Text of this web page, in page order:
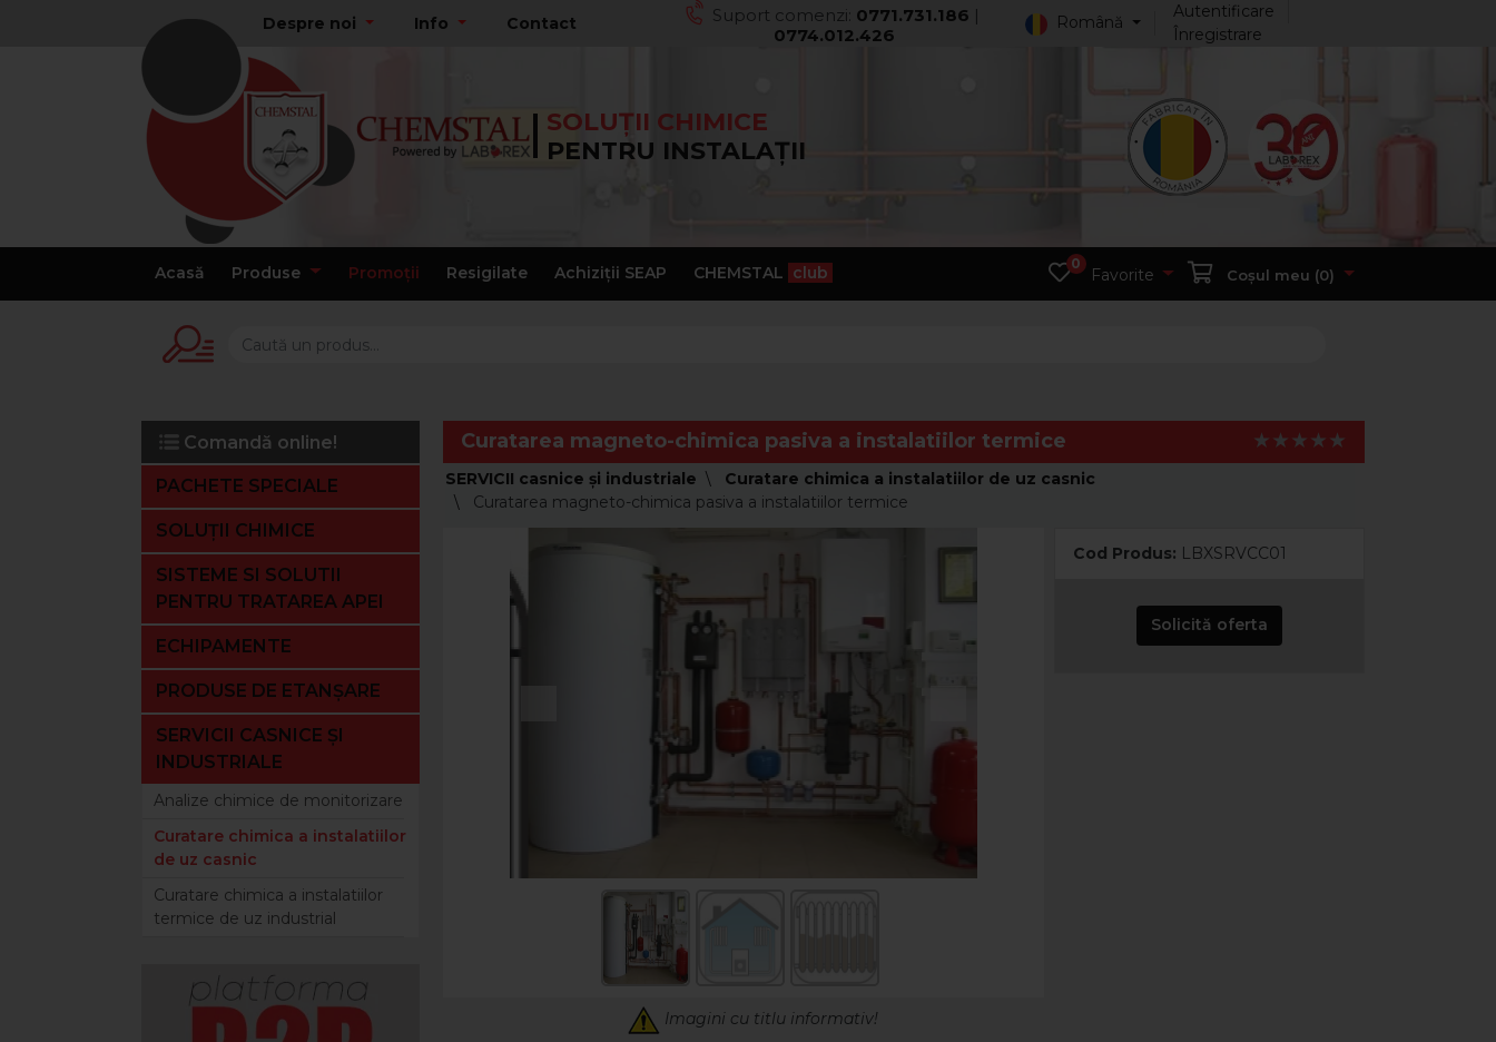
Despre noi Info Contact Suport comenzi: 0771.731.186 |
0774.012.426
Română
Autentificare
Înregistrare
SOLUȚII CHIMICE
PENTRU INSTALAȚII
Acasă Produse Promoții Resigilate Achiziții SEAP CHEMSTAL club 0
Favorite Coșul meu (0)
Comandă online!
PACHETE SPECIALE
SOLUȚII CHIMICE
SISTEME SI SOLUTII
PENTRU TRATAREA APEI
ECHIPAMENTE
PRODUSE DE ETANȘARE
SERVICII CASNICE ȘI
INDUSTRIALE
Analize chimice de monitorizare
Curatare chimica a instalatiilor
de uz casnic
Curatare chimica a instalatiilor
termice de uz industrial
Curatarea magneto-chimica pasiva a instalatiilor termice
SERVICII casnice și industriale
Curatare chimica a instalatiilor de uz casnic
Curatarea magneto-chimica pasiva a instalatiilor termice
Imagini cu titlu informativ!
Cod Produs: LBXSRVCC01
Solicită oferta